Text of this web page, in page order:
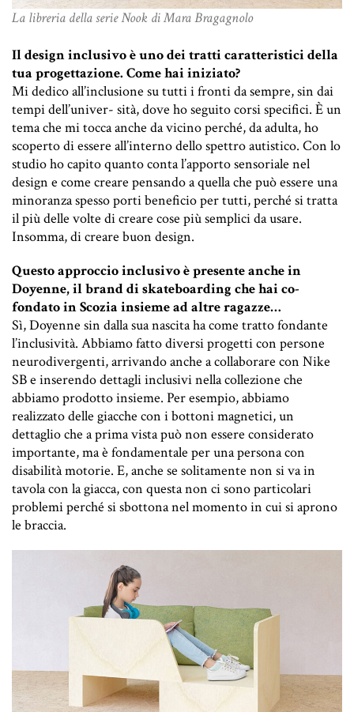
La libreria della serie Nook di Mara Bragagnolo
Il design inclusivo è uno dei tratti caratteristici della
tua progettazione. Come hai iniziato?
Mi dedico all’inclusione su tutti i fronti da sempre, sin dai
tempi dell’univer- sità, dove ho seguito corsi specifici. È un
tema che mi tocca anche da vicino perché, da adulta, ho
scoperto di essere all’interno dello spettro autistico. Con lo
studio ho capito quanto conta l’apporto sensoriale nel
design e come creare pensando a quella che può essere una
minoranza spesso porti beneficio per tutti, perché si tratta
il più delle volte di creare cose più semplici da usare.
Insomma, di creare buon design.
Questo approccio inclusivo è presente anche in
Doyenne, il brand di skateboarding che hai co-
fondato in Scozia insieme ad altre ragazze…
Sì, Doyenne sin dalla sua nascita ha come tratto fondante
l’inclusività. Abbiamo fatto diversi progetti con persone
neurodivergenti, arrivando anche a collaborare con Nike
SB e inserendo dettagli inclusivi nella collezione che
abbiamo prodotto insieme. Per esempio, abbiamo
realizzato delle giacche con i bottoni magnetici, un
dettaglio che a prima vista può non essere considerato
importante, ma è fondamentale per una persona con
disabilità motorie. E, anche se solitamente non si va in
tavola con la giacca, con questa non ci sono particolari
problemi perché si sbottona nel momento in cui si aprono
le braccia.